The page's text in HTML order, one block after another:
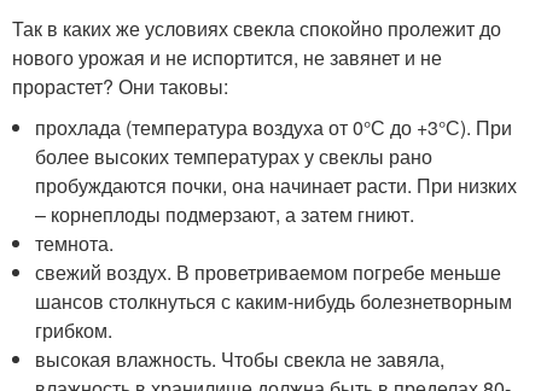
Так в каких же условиях свекла спокойно пролежит до
нового урожая и не испортится, не завянет и не
прорастет? Они таковы:
прохлада (температура воздуха от 0°С до +3°С). При
более высоких температурах у свеклы рано
пробуждаются почки, она начинает расти. При низких
– корнеплоды подмерзают, а затем гниют.
темнота.
свежий воздух. В проветриваемом погребе меньше
шансов столкнуться с каким-нибудь болезнетворным
грибком.
высокая влажность. Чтобы свекла не завяла,